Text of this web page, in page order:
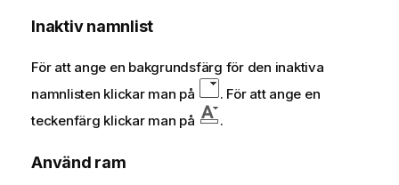
Inaktiv namnlist
För att ange en bakgrundsfärg för den inaktiva
namnlisten klickar man på
. För att ange en
teckenfärg klickar man på
.
Använd ram